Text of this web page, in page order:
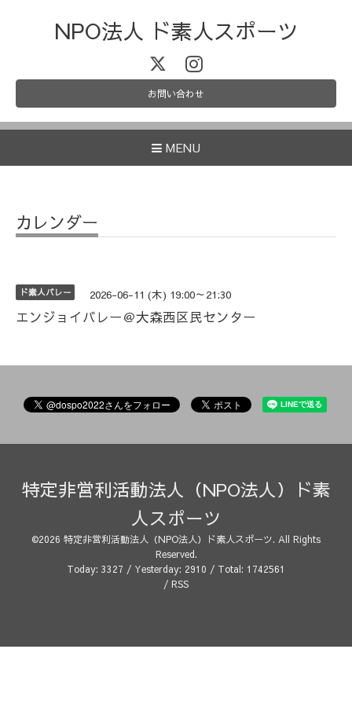
NPO法人 ド素人スポーツ
お問い合わせ
MENU
カレンダー
ド素人バレー 2026-06-11 (木) 19:00～21:30
エンジョイバレー＠大森西区民センター
特定非営利活動法人（NPO法人）ド素
人スポーツ
©2026 特定非営利活動法人（NPO法人）ド素人スポーツ. All Rights
Reserved.
Today: 3327 / Yesterday: 2910 / Total: 1742561
/ RSS